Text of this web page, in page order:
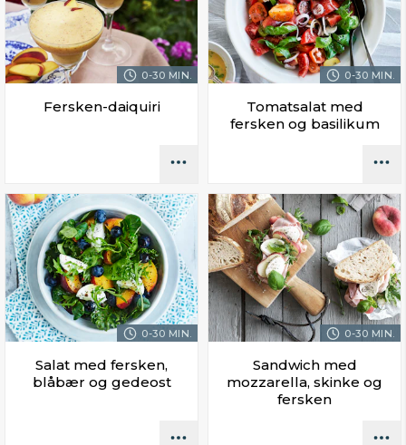
0-30 MIN.
Fersken-daiquiri
0-30 MIN.
Tomatsalat med
fersken og basilikum
0-30 MIN.
Salat med fersken,
blåbær og gedeost
0-30 MIN.
Sandwich med
mozzarella, skinke og
fersken